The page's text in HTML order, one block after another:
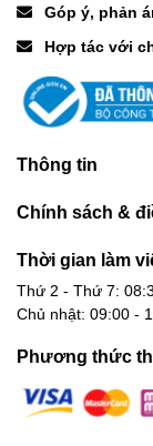
Góp ý, phản
Hợp tác với
Thông tin
Chính sách &
Thời gian làm
Thứ 2 - Thứ 7:
Chủ nhật: 09:00 -
Phương thức